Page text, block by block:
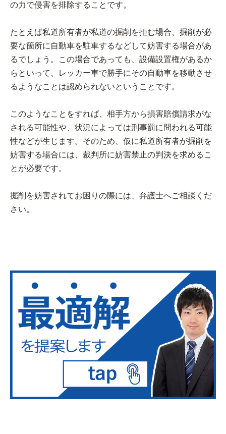
の力で侵害を排除することです。
たとえば私道所有者が私道の掘削を拒む場合、掘削が必
要な箇所に自動車を駐車するなどして妨害する場合があ
るでしょう。この場合であっても、設備設置権があるか
らといって、レッカー車で勝手にその自動車を移動させ
るようなことは認められないということです。
このようなことをすれば、相手方から損害賠償請求がな
される可能性や、状況によっては刑事罰に問われる可能
性などが生じます。そのため、仮に私道所有者が掘削を
妨害する場合には、裁判所に妨害禁止の判決を求めるこ
とが必要です。
掘削を妨害されてお困りの際には、弁護士へご相談くだ
さい。